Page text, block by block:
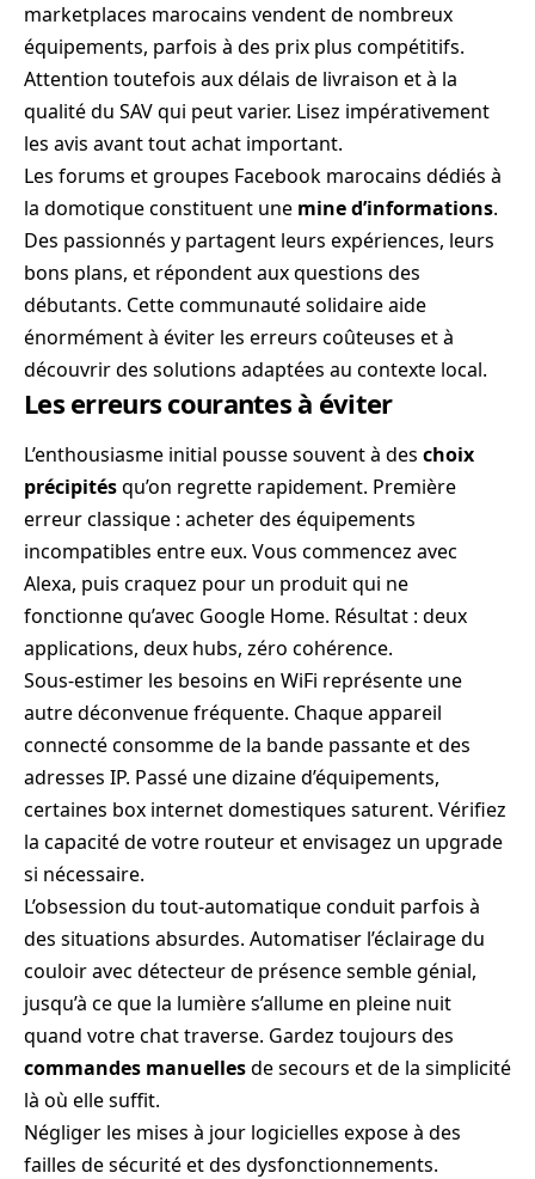
marketplaces marocains vendent de nombreux
équipements, parfois à des prix plus compétitifs.
Attention toutefois aux délais de livraison et à la
qualité du SAV qui peut varier. Lisez impérativement
les avis avant tout achat important.
Les forums et groupes Facebook marocains dédiés à
la domotique constituent une mine d’informations.
Des passionnés y partagent leurs expériences, leurs
bons plans, et répondent aux questions des
débutants. Cette communauté solidaire aide
énormément à éviter les erreurs coûteuses et à
découvrir des solutions adaptées au contexte local.
Les erreurs courantes à éviter
L’enthousiasme initial pousse souvent à des choix
précipitésqu’on regrette rapidement. Première
erreur classique : acheter des équipements
incompatibles entre eux. Vous commencez avec
Alexa, puis craquez pour un produit qui ne
fonctionne qu’avec Google Home. Résultat : deux
applications, deux hubs, zéro cohérence.
Sous-estimer les besoins en WiFi représente une
autre déconvenue fréquente. Chaque appareil
connecté consomme de la bande passante et des
adresses IP. Passé une dizaine d’équipements,
certaines box internet domestiques saturent. Vérifiez
la capacité de votre routeur et envisagez un upgrade
si nécessaire.
L’obsession du tout-automatique conduit parfois à
des situations absurdes. Automatiser l’éclairage du
couloir avec détecteur de présence semble génial,
jusqu’à ce que la lumière s’allume en pleine nuit
quand votre chat traverse. Gardez toujours des
commandes manuellesde secours et de la simplicité
là où elle suffit.
Négliger les mises à jour logicielles expose à des
failles de sécurité et des dysfonctionnements.